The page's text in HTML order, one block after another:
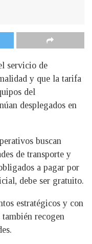
servicio de
y que la tarifa
del
desplegados en
buscan
de transporte y
a pagar por
debe ser gratuito.
estratégicos y con
recogen